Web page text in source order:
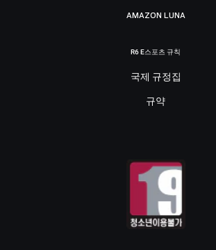
AMAZON LUNA
R6 E스포츠 규칙
국제 규정집
규약